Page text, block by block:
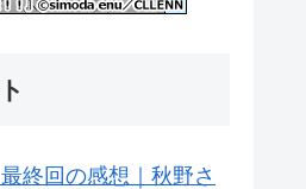
終回の感想｜秋野さ